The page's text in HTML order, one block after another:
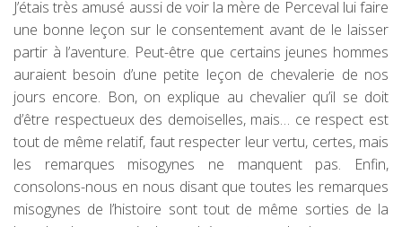
J’étais très amusé aussi de voir la mère de Perceval lui faire
une bonne leçon sur le consentement avant de le laisser
partir à l’aventure. Peut-être que certains jeunes hommes
auraient besoin d’une petite leçon de chevalerie de nos
jours encore. Bon, on explique au chevalier qu’il se doit
d’être respectueux des demoiselles, mais… ce respect est
tout de même relatif, faut respecter leur vertu, certes, mais
les remarques misogynes ne manquent pas. Enfin,
consolons-nous en nous disant que toutes les remarques
misogynes de l’histoire sont tout de même sorties de la